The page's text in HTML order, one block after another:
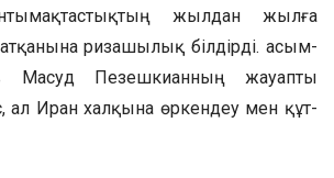
жылдан жылға
ризашылық білдірді. Қасым-
Масуд Пезешкианның жауапты
ал Иран халқына өркендеу мен құт-